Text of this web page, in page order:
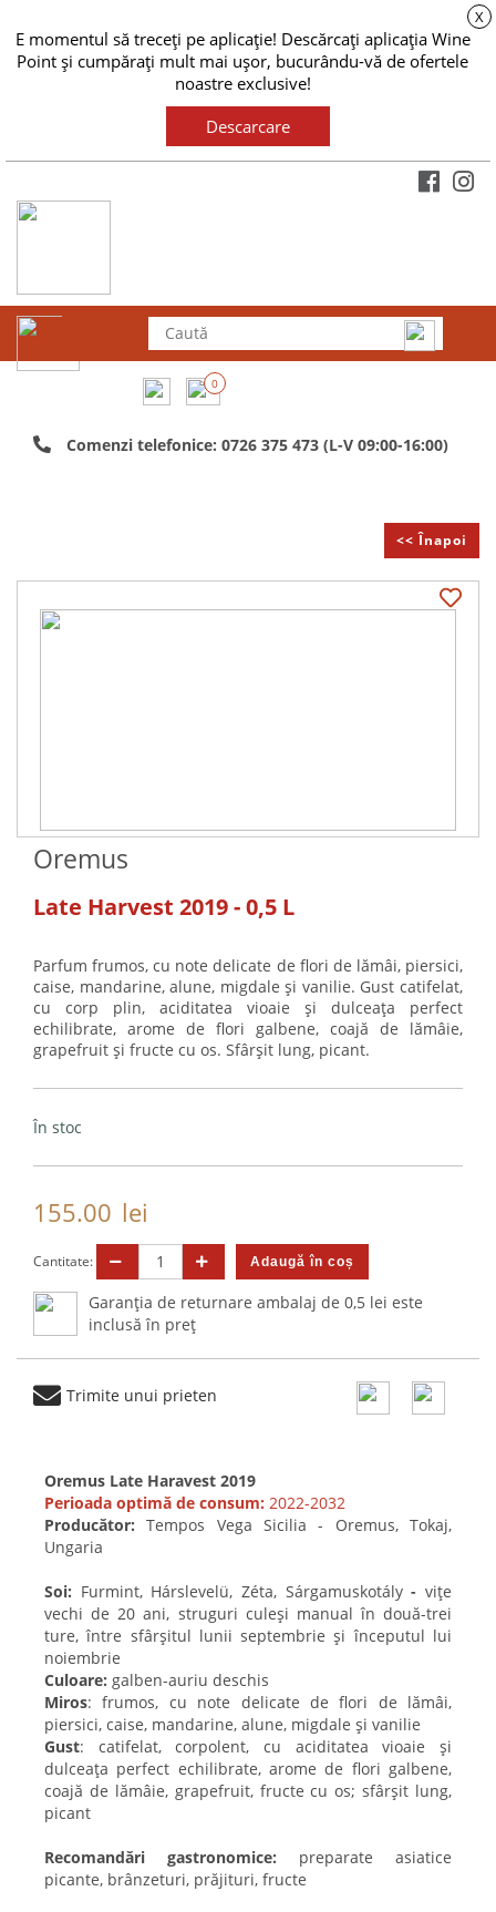
E momentul să treceți pe aplicație! Descărcați aplicația Wine
Point și cumpărați mult mai ușor, bucurându-vă de ofertele
noastre exclusive!
X
Descarcare
0
Comenzi telefonice: 0726 375 473 (L-V 09:00-16:00)
<< Înapoi
Oremus
Late Harvest 2019 - 0,5 L
Parfum frumos, cu note delicate de flori de lămâi, piersici,
caise, mandarine, alune, migdale și vanilie. Gust catifelat,
cu corp plin, aciditatea vioaie și dulceața perfect
echilibrate, arome de flori galbene, coajă de lămâie,
grapefruit și fructe cu os. Sfârșit lung, picant.
În stoc
155.00 lei
Cantitate:
Garanția de returnare ambalaj de 0,5 lei este
inclusă în preț
Trimite unui prieten
Oremus Late Haravest 2019
Perioada optimă de consum: 2022-2032
Producător:Tempos Vega Sicilia - Oremus, Tokaj,
Ungaria
Soi: Furmint, Hárslevelü, Zéta, Sárgamuskotály-vițe
vechi de 20 ani, struguri culeși manual în două-trei
ture, între sfârșitul lunii septembrie și începutul lui
noiembrie
Culoare: galben-auriu deschis
Miros: frumos, cu note delicate de flori de lămâi,
piersici, caise, mandarine, alune, migdale și vanilie
Gust: catifelat, corpolent, cu aciditatea vioaie și
dulceața perfect echilibrate, arome de flori galbene,
coajă de lămâie, grapefruit, fructe cu os; sfârșit lung,
picant
Recomandări gastronomice: preparate asiatice
picante, brânzeturi, prăjituri, fructe